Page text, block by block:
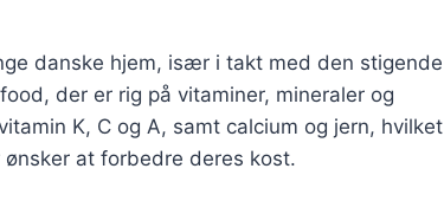
danske hjem, især i takt med den stigende
der er rig på vitaminer, mineraler og
K, C og A, samt calcium og jern, hvilket
at forbedre deres kost.